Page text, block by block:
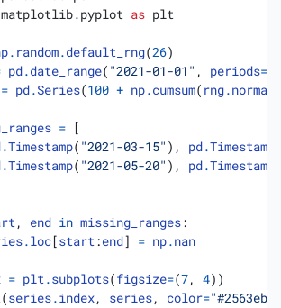
matplotlib.pyplot as plt
. random.default_rng(26)
pd.date_range( "2021-01-01" , periods=
= pd.Series(100 + np.cumsum( rng.normal
=
[
.Timestamp( "2021-03-15" ), pd.Timestamp
.Timestamp( "2021-05-20" ), pd.Timestamp
, end in missing_ranges:
.loc[start:end] = np.nan
= plt.subplots(figsize=(7, 4))
(series.index, series, color="#2563eb"